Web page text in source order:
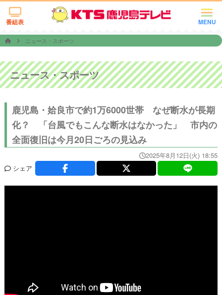
MENU
番組表
ニュース・スポーツ
ニュース・スポーツ
鹿児島・姶良市で約1万6000世帯 なぜ断水が長期
化？ 「台風でもこんな断水はなかった」 市内の
全面復旧は今月20日ごろの見込み
2025年8月12日(火) 18:55
シェア